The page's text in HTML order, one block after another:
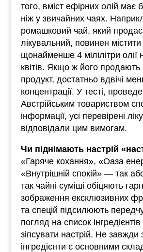
того, вміст ефірних олій має
ніж у звичайних чаях.
ромашковий чай, який
лікувальний, повинен містити
щонайменше 4 мілілітри олії
квітів. Якщо ж його продають
продукт, достатньо вдвічі
концентрації. У тесті,
Австрійським товариством
інформації, усі перевірені
відповідали цим вимогам.
Чи піднімають настрій
«Гаряче кохання», «Оаза
«Внутрішній спокій» — так
так чайні суміші обіцяють
зображення ексклюзивних
та спецій підсилюють
погляд на список
зіпсувати настрій. Не завжди
інгредієнти є основними